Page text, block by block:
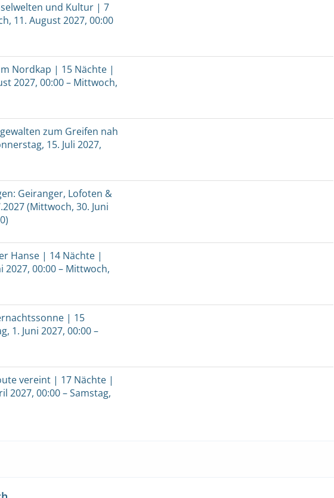
und Kultur | 7
11. August 2027, 00:00
Nordkap | 15 Nächte |
2027, 00:00 – Mittwoch,
zum Greifen nah
15. Juli 2027,
Geiranger, Lofoten &
(Mittwoch, 30. Juni
Hanse | 14 Nächte |
2027, 00:00 – Mittwoch,
| 15
1. Juni 2027, 00:00 –
vereint | 17 Nächte |
2027, 00:00 – Samstag,